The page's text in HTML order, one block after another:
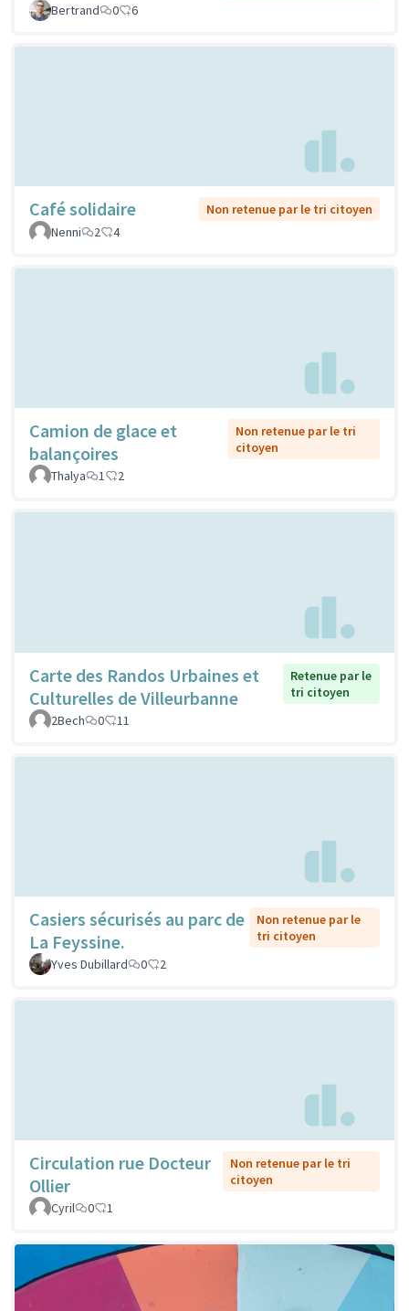
Bertrand
0 6
Café solidaire
Non retenue par le tri citoyen
Nenni
2 4
Camion de glace et
balançoires
Non retenue par le tri
citoyen
Thalya
1 2
Carte des Randos Urbaines et
Culturelles de Villeurbanne
Retenue par le
tri citoyen
2Bech
0 11
Casiers sécurisés au parc de
La Feyssine.
Non retenue par le
tri citoyen
Yves Dubillard
0 2
Circulation rue Docteur
Ollier
Non retenue par le tri
citoyen
Cyril
0 1